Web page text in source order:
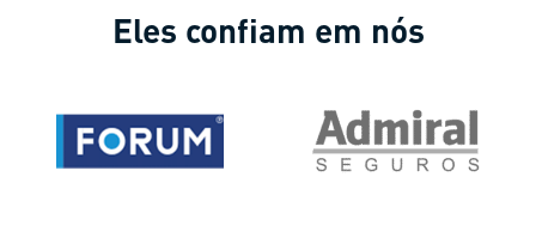
Eles confiam em nós